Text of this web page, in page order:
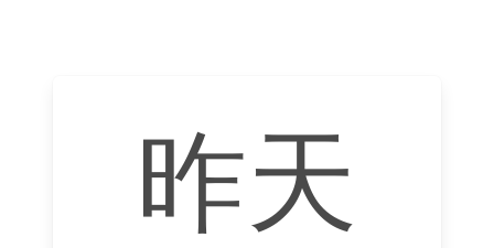
昨天